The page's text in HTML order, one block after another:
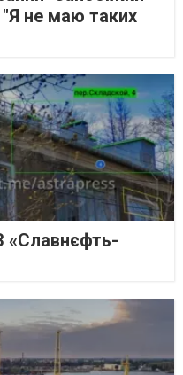
не маю таких
«Славнєфть-